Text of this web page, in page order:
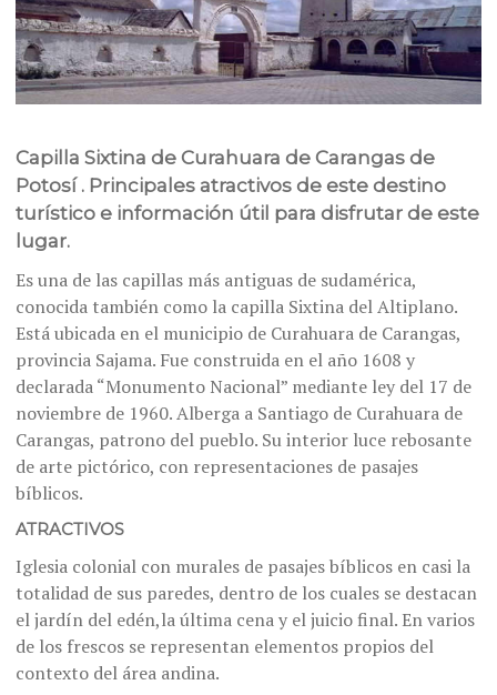
Capilla Sixtina de Curahuara de Carangas de
Potosí . Principales atractivos de este destino
turístico e información útil para disfrutar de este
lugar.
Es una de las capillas más antiguas de sudamérica,
conocida también como la capilla Sixtina del Altiplano.
Está ubicada en el municipio de Curahuara de Carangas,
provincia Sajama. Fue construida en el año 1608 y
declarada “Monumento Nacional” mediante ley del 17 de
noviembre de 1960. Alberga a Santiago de Curahuara de
Carangas, patrono del pueblo. Su interior luce rebosante
de arte pictórico, con representaciones de pasajes
bíblicos.
ATRACTIVOS
Iglesia colonial con murales de pasajes bíblicos en casi la
totalidad de sus paredes, dentro de los cuales se destacan
el jardín del edén,la última cena y el juicio final. En varios
de los frescos se representan elementos propios del
contexto del área andina.